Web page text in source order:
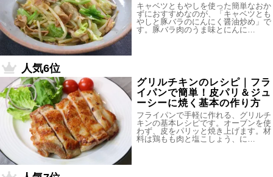
キャベツともやしを使った簡単なおか
ずにおすすめなのが、「キャベツとも
やしと豚バラのにんにく醤油炒め」で
す。豚バラ肉のうま味とにんに…
人気6位
グリルチキンのレシピ｜フラ
イパンで簡単！皮パリ＆ジュ
ーシーに焼く基本の作り方
フライパンで手軽に作れる、グリルチ
キンの基本レシピです。オーブンを使
わず、皮をパリッと焼き上げます。材
料は鶏もも肉と塩こしょう、に…